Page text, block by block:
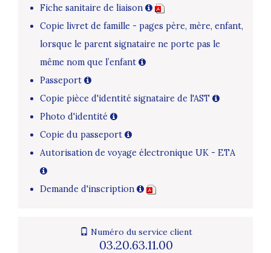
Fiche sanitaire de liaison
Copie livret de famille - pages père, mère, enfant,
lorsque le parent signataire ne porte pas le
même nom que l’enfant
Passeport
Copie pièce d'identité signataire de l'AST
Photo d'identité
Copie du passeport
Autorisation de voyage électronique UK - ETA
Demande d'inscription
Numéro du service client
03.20.63.11.00